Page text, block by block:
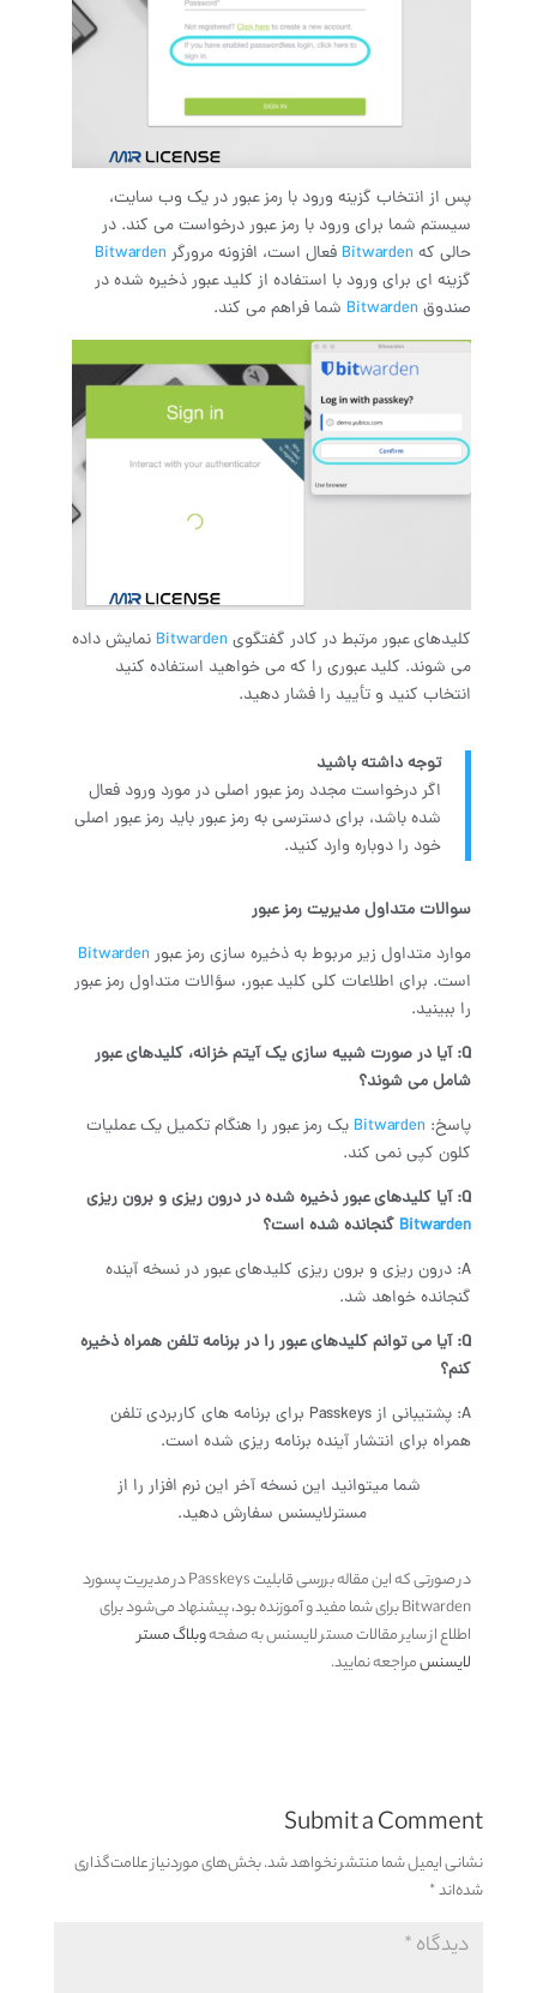
پس از انتخاب گزینه ورود با رمز عبور در یک وب سایت،
سیستم شما برای ورود با رمز عبور درخواست می کند. در
حالی که Bitwarden فعال است، افزونه مرورگر Bitwarden
گزینه ای برای ورود با استفاده از کلید عبور ذخیره شده در
صندوق Bitwarden شما فراهم می کند.
کلیدهای عبور مرتبط در کادر گفتگوی Bitwarden نمایش داده
می شوند. کلید عبوری را که می خواهید استفاده کنید
انتخاب کنید و تأیید را فشار دهید.
توجه داشته باشید
اگر درخواست مجدد رمز عبور اصلی در مورد ورود فعال
شده باشد، برای دسترسی به رمز عبور باید رمز عبور اصلی
خود را دوباره وارد کنید.
سوالات متداول مدیریت رمز عبور
موارد متداول زیر مربوط به ذخیره سازی رمز عبور Bitwarden
است. برای اطلاعات کلی کلید عبور، سؤالات متداول رمز عبور
را ببینید.
Q: آیا در صورت شبیه سازی یک آیتم خزانه، کلیدهای عبور
شامل می شوند؟
پاسخ: Bitwarden یک رمز عبور را هنگام تکمیل یک عملیات
کلون کپی نمی کند.
Q: آیا کلیدهای عبور ذخیره شده در درون ریزی و برون ریزی
Bitwarden گنجانده شده است؟
A: درون ریزی و برون ریزی کلیدهای عبور در نسخه آینده
گنجانده خواهد شد.
Q: آیا می توانم کلیدهای عبور را در برنامه تلفن همراه ذخیره
کنم؟
A: پشتیبانی از Passkeys برای برنامه های کاربردی تلفن
همراه برای انتشار آینده برنامه ریزی شده است.
شما میتوانید این نسخه آخر این نرم افزار را از
مسترلایسنس سفارش دهید.
در صورتی که این مقاله بررسی قابلیت Passkeys در مدیریت پسورد
Bitwardenبرای شما مفید و آموزنده بود، پیشنهاد می‌شود برای
اطلاع از سایر مقالات مستر لایسنس به صفحهوبلاگ مستر
لایسنسمراجعه نمایید.
Submit a Comment
نشانی ایمیل شما منتشر نخواهد شد.بخش‌های موردنیاز علامت‌گذاری
شده‌اند*